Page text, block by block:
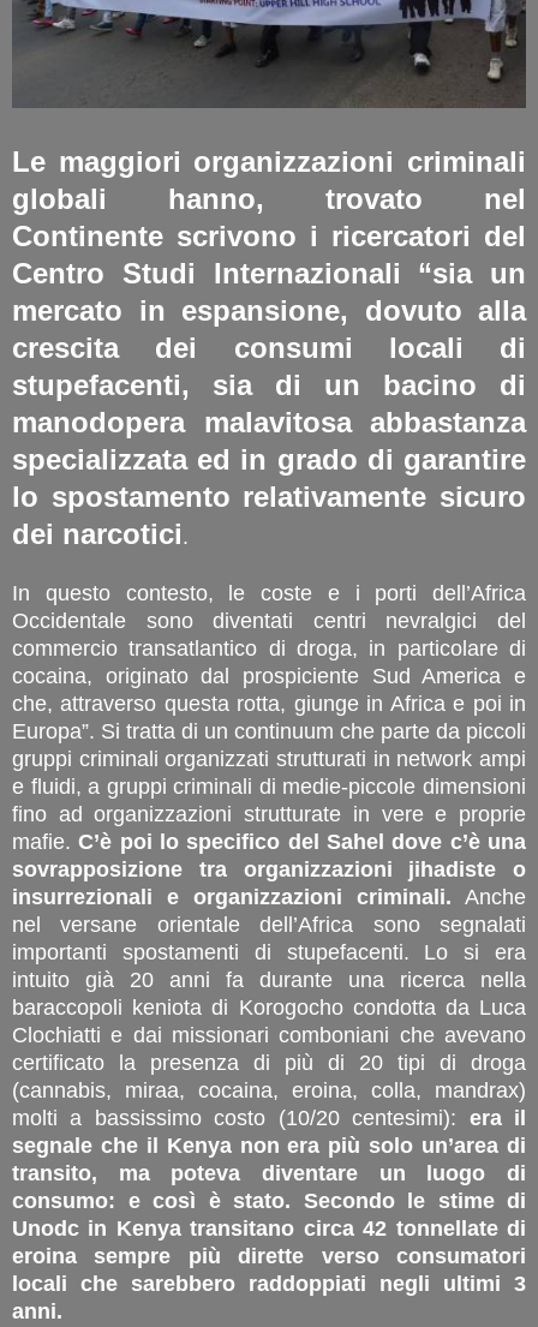
Le maggiori organizzazioni criminali
globali hanno, trovato nel
Continente scrivono i ricercatori del
Centro Studi Internazionali “sia un
mercato in espansione, dovuto alla
crescita dei consumi locali di
stupefacenti, sia di un bacino di
manodopera malavitosa abbastanza
specializzata ed in grado di garantire
lo spostamento relativamente sicuro
dei narcotici.
In questo contesto, le coste e i porti dell’Africa
Occidentale sono diventati centri nevralgici del
commercio transatlantico di droga, in particolare di
cocaina, originato dal prospiciente Sud America e
che, attraverso questa rotta, giunge in Africa e poi in
Europa”. Si tratta di un continuum che parte da piccoli
gruppi criminali organizzati strutturati in network ampi
e fluidi, a gruppi criminali di medie-piccole dimensioni
fino ad organizzazioni strutturate in vere e proprie
mafie.C’è poi lo specifico del Sahel dove c’è una
sovrapposizione tra organizzazioni jihadiste o
insurrezionali e organizzazioni criminali. Anche
nel versane orientale dell’Africa sono segnalati
importanti spostamenti di stupefacenti. Lo si era
intuito già 20 anni fa durante una ricerca nella
baraccopoli keniota di Korogocho condotta da Luca
Clochiatti e dai missionari comboniani che avevano
certificato la presenza di più di 20 tipi di droga
(cannabis, miraa, cocaina, eroina, colla, mandrax)
molti a bassissimo costo (10/20 centesimi): era il
segnale che il Kenya non era più solo un’area di
transito, ma poteva diventare un luogo di
consumo: e così è stato. Secondo le stime di
Unodc in Kenya transitano circa 42 tonnellate di
eroina sempre più dirette verso consumatori
locali che sarebbero raddoppiati negli ultimi 3
anni.